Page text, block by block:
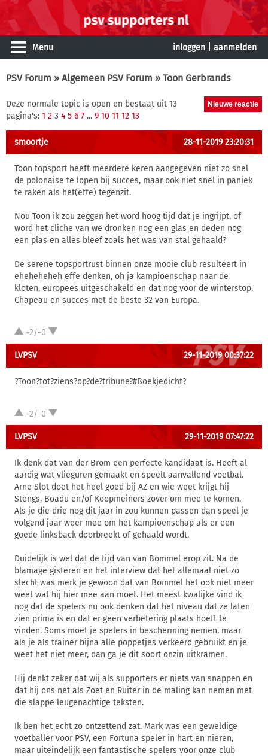
Menu inloggen aanmelden
PSV Forum » Algemeen PSV Forum » Toon Gerbrands
Deze normale topic is open en bestaat uit 13
pagina's: 1 2 3 4 5 6 7 ... 9 10 11 12 13
smoortje 28-11-2019 23:20:31
Toon topsport heeft meerdere keren aangegeven niet zo snel
de polonaise te lopen bij succes, maar ook niet snel in paniek
te raken als het(effe) tegenzit.
Nou Toon ik zou zeggen het word hoog tijd dat je ingrijpt, of
word het cliche van we dronken nog een glas en deden nog
een plas en alles bleef zoals het was van stal gehaald?
De serene topsportrust binnen onze mooie club resulteert in
eheheheheh effe denken, oh ja kampioenschap naar de
kloten, europees uitgeschakeld en dat nog voor de winterstop.
Chapeau en succes met de beste 32 van Europa.
+2/-0
LVPSV 29-11-2019 00:37:22
?️Toon?️tot?️ziens?️op?️de?️tribune?️#Boekjedicht?️
+2/-0
LVPSV 29-11-2019 07:47:22
Ik denk dat van der Brom een perfecte kandidaat is. Heeft al
aardig wat vlieguren gemaakt en speelt aanvallend voetbal.
Arne Slot doet het heel goed bij AZ en wie weet krijgt hij
Stengs, Boadu en/of Koopmeiners zover om mee te komen.
Als je die drie nog dit jaar in zou kunnen passen dan speel je
volgend jaar weer mee om het kampioenschap als er een
goede linksback doorbreekt of gehaald wordt.
Duidelijk is wel dat de tijd van van Bommel erop zit. Na de
blamage gisteren en het interview dat het allemaal niet zo
slecht was merk je gewoon dat van Bommel het ook niet meer
weet wat hij hier mee aan moet. Het meest kwalijke vind ik
nog dat de spelers nu ook denken dat het niveau dat ze laten
zien prima is en dat er geen verbetering plaats hoeft te
vinden. Soms moet je spelers in bescherming nemen, maar
als je als trainer bijna alle poppetjes verkeerd gebruikt en je
weet het niet meer, dan ga je dit soort onzin uitkramen.
Hij denkt zeker dat wij als supporters er niets van snappen en
dat hij ons net als Zoet en Ruiter in de maling kan nemen met
die slappe leugenachtige teksten.
Ik ben het echt zo ontzettend zat. Mark was een geweldige
voetballer voor PSV, een Fortuna speler in hart en nieren,
maar uiteindelijk een fantastische spelers voor onze club